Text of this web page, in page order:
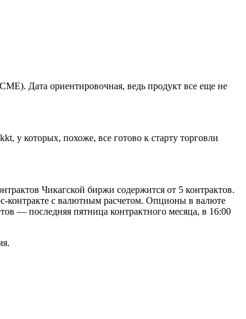
Дата ориентировочная, ведь продукт все еще не
у которых, похоже, все готово к старту торговли
Чикагской биржи содержится от 5 контрактов.
контракте с валютным расчетом. Опционы в валюте
— последняя пятница контрактного месяца, в 16:00